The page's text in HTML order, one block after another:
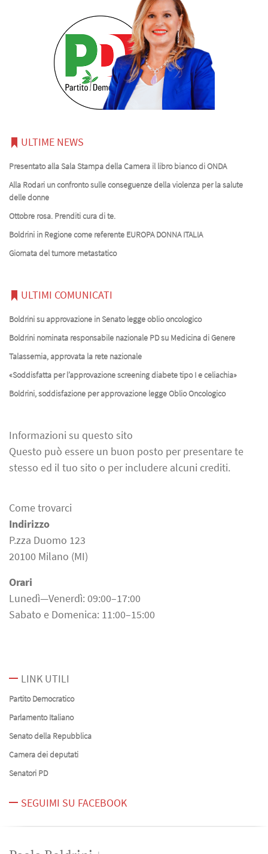
ULTIME NEWS
Presentato alla Sala Stampa della Camera il libro bianco di ONDA
Alla Rodari un confronto sulle conseguenze della violenza per la salute
delle donne
Ottobre rosa. Prenditi cura di te.
Boldrini in Regione come referente EUROPA DONNA ITALIA
Giornata del tumore metastatico
ULTIMI COMUNICATI
Boldrini su approvazione in Senato legge oblio oncologico
Boldrini nominata responsabile nazionale PD su Medicina di Genere
Talassemia, approvata la rete nazionale
«Soddisfatta per l’approvazione screening diabete tipo I e celiachia»
Boldrini, soddisfazione per approvazione legge Oblio Oncologico
Informazioni su questo sito
Questo può essere un buon posto per presentare te
stesso ed il tuo sito o per includere alcuni crediti.
Come trovarci
Indirizzo
P.zza Duomo 123
20100 Milano (MI)
Orari
Lunedì—Venerdì: 09:00–17:00
Sabato e Domenica: 11:00–15:00
LINK UTILI
Partito Democratico
Parlamento Italiano
Senato della Repubblica
Camera dei deputati
Senatori PD
SEGUIMI SU FACEBOOK